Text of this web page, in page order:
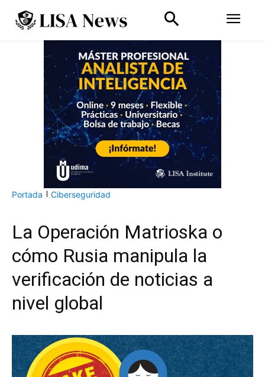
Portada Ciberseguridad
La Operación Matrioska o
cómo Rusia manipula la
verificación de noticias a
nivel global